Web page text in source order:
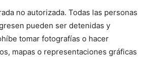
no autorizada. Todas las personas
pueden ser detenidas y
tomar fotografías o hacer
mapas o representaciones gráficas